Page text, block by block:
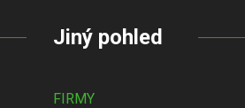
Jiný pohled
FIRMY